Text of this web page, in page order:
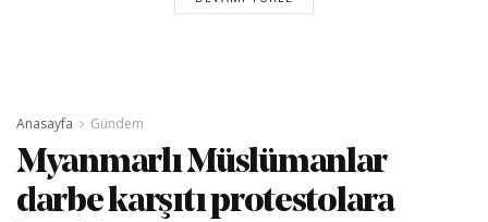
Anasayfa Gündem
Myanmarlı Müslümanlar
darbe karşıtı protestolara